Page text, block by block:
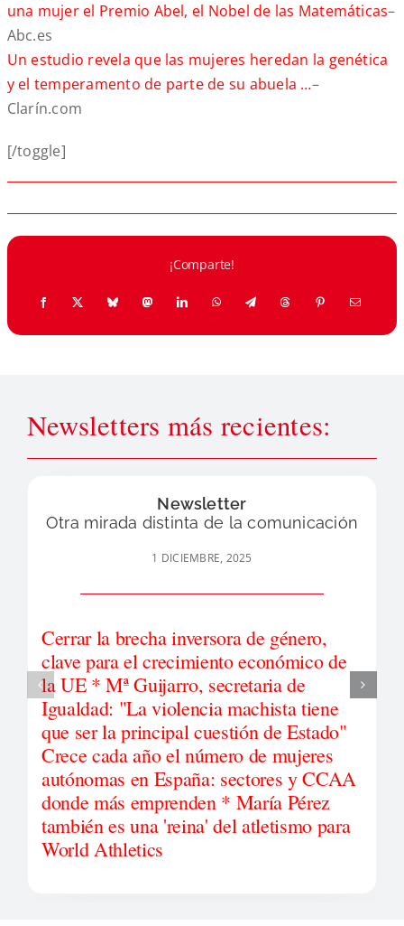
una mujer el Premio Abel, el Nobel de las Matemáticas–
Abc.es
Un estudio revela que las mujeres heredan la genética
y el temperamento de parte de su abuela …–
Clarín.com
[/toggle]
¡Comparte!
Newsletters más recientes:
Newsletter
Otra mirada distinta de la comunicación
1 DICIEMBRE, 2025
Cerrar la brecha inversora de género,
clave para el crecimiento económico de
la UE * Mª Guijarro, secretaria de
Igualdad: "La violencia machista tiene
que ser la principal cuestión de Estado"
Crece cada año el número de mujeres
autónomas en España: sectores y CCAA
donde más emprenden * María Pérez
también es una 'reina' del atletismo para
World Athletics